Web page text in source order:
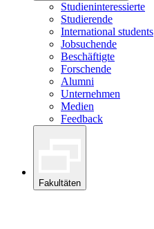
Studieninteressierte
Studierende
International students
Jobsuchende
Beschäftigte
Forschende
Alumni
Unternehmen
Medien
Feedback
Fakultäten